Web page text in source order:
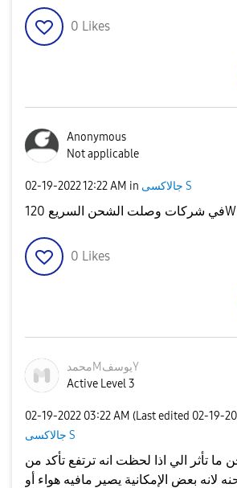
0 Likes
Anonymous
Not applicable
‎02-19-202212:22 AM in جالاكسى S
0 Likes
محمدMيوسفY
Active Level 3
‎02-19-2022 03:22 AM (Last edited ‎02-19-
جالاكسى S
تأثر الي اذا لحظت انه ترتفع تأكد من
لانه بعض الإمكانية يصير مافيه هواء أو